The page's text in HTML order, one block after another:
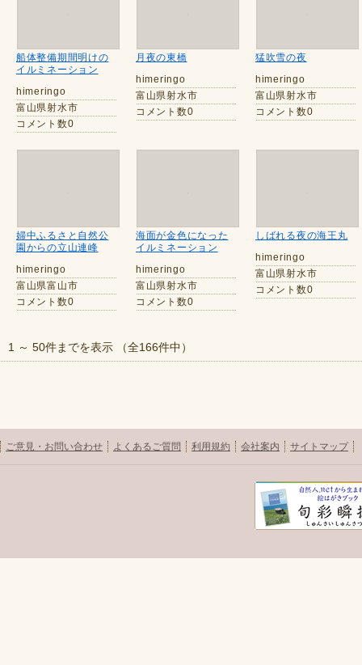
船体整備期間明けの
イルミネーション
himeringo
富山県射水市
コメント数0
月夜の東橋
himeringo
富山県射水市
コメント数0
猛吹雪の夜
himeringo
富山県射水市
コメント数0
婦中ふるさと自然公
園からの立山連峰
himeringo
富山県富山市
コメント数0
海面が金色になった
イルミネーション
himeringo
富山県射水市
コメント数0
しばれる夜の海王丸
himeringo
富山県射水市
コメント数0
1 ～ 50件までを表示 （全166件中）
ご意見・お問い合わせ よくあるご質問 利用規約 会社案内 サイトマップ